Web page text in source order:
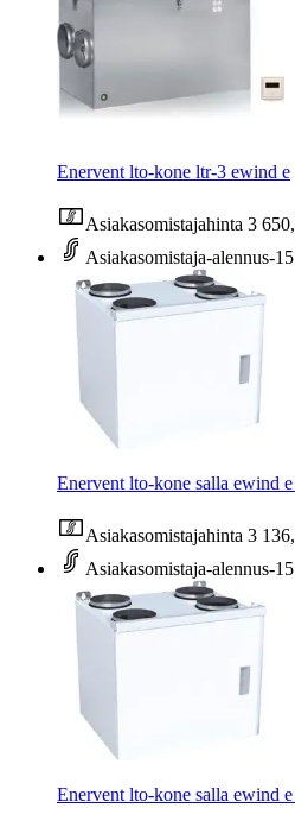
Enervent lto-kone ltr-3 ewind e
Asiakasomistajahinta 3
Asiakasomistaja-alennus-
Enervent lto-kone salla ewind
Asiakasomistajahinta 3
Asiakasomistaja-alennus-
Enervent lto-kone salla ewind e